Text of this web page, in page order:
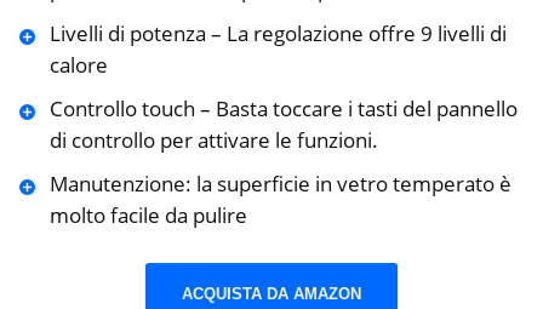
Livelli di potenza – La regolazione offre 9 livelli di
calore
Controllo touch – Basta toccare i tasti del pannello
di controllo per attivare le funzioni.
Manutenzione: la superficie in vetro temperato è
molto facile da pulire
ACQUISTA DA AMAZON